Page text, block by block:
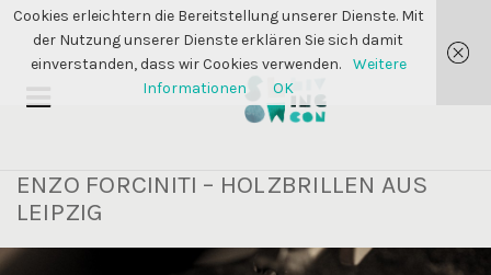
ENZO FORCINITI – HOLZBRILLEN AUS
LEIPZIG
Cookies erleichtern die Bereitstellung unserer Dienste. Mit
der Nutzung unserer Dienste erklären Sie sich damit
einverstanden, dass wir Cookies verwenden.
Weitere
Informationen
OK